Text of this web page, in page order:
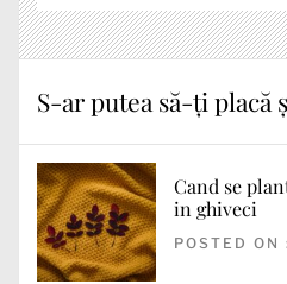
S-ar putea să-ți placă
Cand se
in ghiveci
POSTED